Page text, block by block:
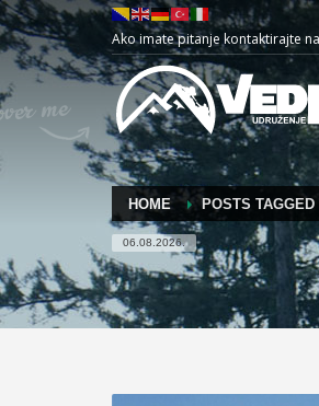
Ako imate pitanje kontaktirajte
HOME POSTS
06.08.2026.